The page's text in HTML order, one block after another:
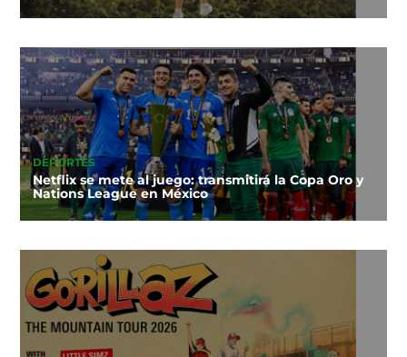
DEPORTES
Netflix se mete al juego: transmitirá la Copa Oro y
Nations League en México